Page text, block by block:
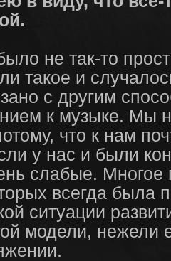
не так-то
такое и
с другим
к музыке. Мы
что к нам
у нас и были
слабые. Многое
всегда была
ситуации
модели, нежели